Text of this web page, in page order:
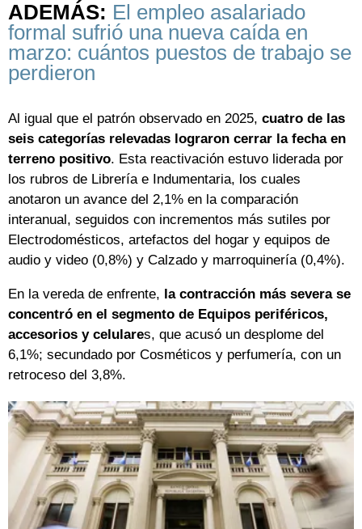
ADEMÁS: El empleo asalariado
formal sufrió una nueva caída en
marzo: cuántos puestos de trabajo se
perdieron
Al igual que el patrón observado en 2025, cuatro de las
seis categorías relevadas lograron cerrar la fecha en
terreno positivo. Esta reactivación estuvo liderada por
los rubros de Librería e Indumentaria, los cuales
anotaron un avance del 2,1% en la comparación
interanual, seguidos con incrementos más sutiles por
Electrodomésticos, artefactos del hogar y equipos de
audio y video (0,8%) y Calzado y marroquinería (0,4%).
En la vereda de enfrente, la contracción más severa se
concentró en el segmento de Equipos periféricos,
accesorios y celulares, que acusó un desplome del
6,1%; secundado por Cosméticos y perfumería, con un
retroceso del 3,8%.